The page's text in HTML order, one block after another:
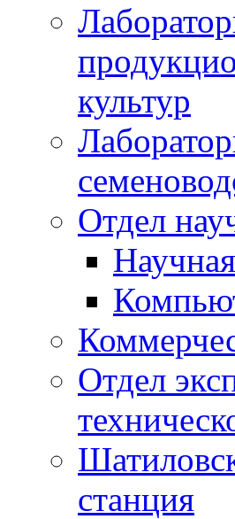
культур
Отдел
Отдел
станция